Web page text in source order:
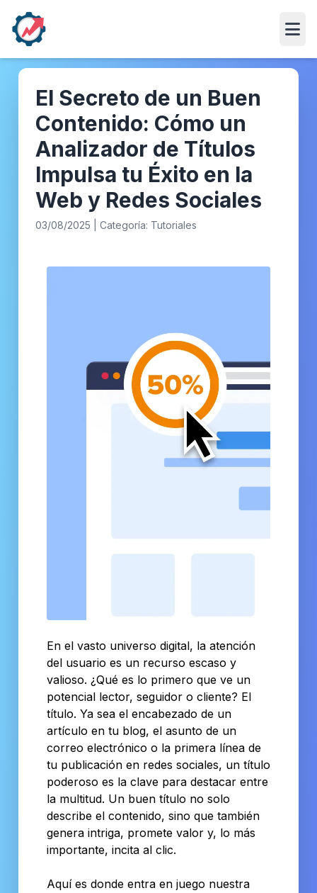
El Secreto de un Buen
Contenido: Cómo un
Analizador de Títulos
Impulsa tu Éxito en la
Web y Redes Sociales
03/08/2025 | Categoría: Tutoriales
En el vasto universo digital, la atención
del usuario es un recurso escaso y
valioso. ¿Qué es lo primero que ve un
potencial lector, seguidor o cliente? El
título. Ya sea el encabezado de un
artículo en tu blog, el asunto de un
correo electrónico o la primera línea de
tu publicación en redes sociales, un título
poderoso es la clave para destacar entre
la multitud. Un buen título no solo
describe el contenido, sino que también
genera intriga, promete valor y, lo más
importante, incita al clic.
Aquí es donde entra en juego nuestra